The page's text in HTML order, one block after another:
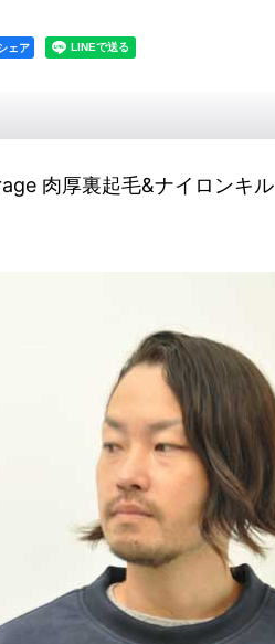
ェア
肉厚裏起毛&ナイロンキ